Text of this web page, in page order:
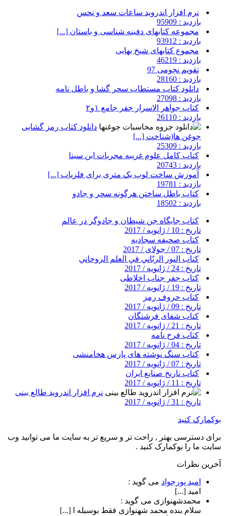
نرم افزار اندروید ساعات سعد و نحس
بازدید : 95909
مجموعه کتابهای دفینه شناسی و باستان [...]
بازدید : 93912
مجموع کتابهای شیخ بهایی
بازدید : 46219
تقویم نجومی 97
بازدید : 28160
دانلود کتاب مستطاب سحر گشا و باطل نامه
بازدید : 27098
کتاب جواهر الاسرار جفر جامع ۱و۲
بازدید : 26110
دانلود کتاب رمز گشایی
جوغن ها(شناخت [...]
بازدید : 25309
کتاب کامل علوم غریبه مجربات ابن سینا
بازدید : 20743
آموزش ساخت لوپ یک متری برای فلزیاب [...]
بازدید : 19781
کتاب باطل ساختن هرگونه سحر و جادو
بازدید : 18502
کتاب جایگاه جن شیطان و جادوگر در عالم
تاریخ : 10 / ژانویه / 2017
کتاب صحیفه سجادیه
تاریخ : 07 / جولای / 2017
کتاب النور الربٌاني في العلم الروحاني
تاریخ : 24 / ژانویه / 2017
کتاب جفر جناب اخلاطی
تاریخ : 19 / ژانویه / 2017
کتاب حروف رمز
تاریخ : 09 / ژانویه / 2017
کتاب شفای فرشتگان
تاریخ : 21 / ژانویه / 2017
کتاب فرخ نامه
تاریخ : 04 / ژانویه / 2017
کتاب سنگ نوشته های پارس هخامنشی
تاریخ : 07 / ژانویه / 2017
کتاب تاریخ صنایع ایران
تاریخ : 11 / ژانویه / 2017
نرم افزار اندروید طالع بینی
تاریخ : 31 / ژانویه / 2017
بوکمارک کنید
برای دسترسی بهتر , راحت تر و سریع تر به سایت ما می توانید وب
سایت ما را بوکمارک کنید .
آخرین نظرات
امید پورجواد می گوید :
امید [...]
محمدشهنوازی می گوید :
سلام بنده محمد شهنوازی فقط بوسیله ا [...]